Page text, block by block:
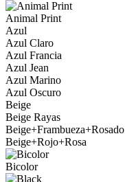
Animal Print
Azul
Azul Claro
Azul Francia
Azul Jean
Azul Marino
Azul Oscuro
Beige
Beige Rayas
Beige+Frambueza+Rosado
Beige+Rojo+Rosa
Bicolor